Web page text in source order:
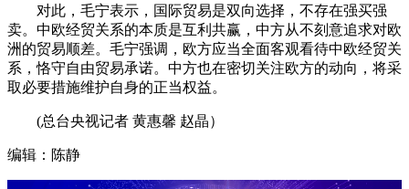
对此，毛宁表示，国际贸易是双向选择，不存在强买强
卖。中欧经贸关系的本质是互利共赢，中方从不刻意追求对欧
洲的贸易顺差。毛宁强调，欧方应当全面客观看待中欧经贸关
系，恪守自由贸易承诺。中方也在密切关注欧方的动向，将采
取必要措施维护自身的正当权益。
(总台央视记者 黄惠馨 赵晶）
编辑：陈静